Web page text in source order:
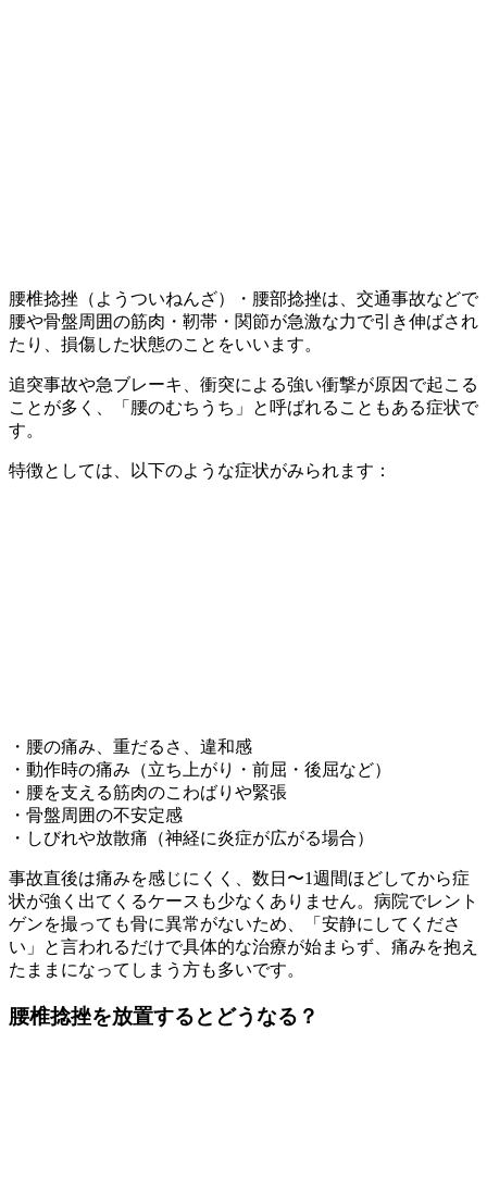
腰椎捻挫（ようついねんざ）・腰部捻挫は、交通事故などで
腰や骨盤周囲の筋肉・靭帯・関節が急激な力で引き伸ばされ
たり、損傷した状態のことをいいます。
追突事故や急ブレーキ、衝突による強い衝撃が原因で起こる
ことが多く、「腰のむちうち」と呼ばれることもある症状で
す。
特徴としては、以下のような症状がみられます：
・腰の痛み、重だるさ、違和感
・動作時の痛み（立ち上がり・前屈・後屈など）
・腰を支える筋肉のこわばりや緊張
・骨盤周囲の不安定感
・しびれや放散痛（神経に炎症が広がる場合）
事故直後は痛みを感じにくく、数日〜1週間ほどしてから症
状が強く出てくるケースも少なくありません。病院でレント
ゲンを撮っても骨に異常がないため、「安静にしてくださ
い」と言われるだけで具体的な治療が始まらず、痛みを抱え
たままになってしまう方も多いです。
腰椎捻挫を放置するとどうなる？